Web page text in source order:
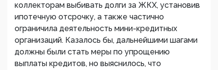
коллекторам выбивать долги за ЖКХ, установив
ипотечную отсрочку, а также частично
ограничила деятельность мини-кредитных
организаций. Казалось бы, дальнейшими шагами
должны были стать меры по упрощению
выплаты кредитов, но выяснилось, что